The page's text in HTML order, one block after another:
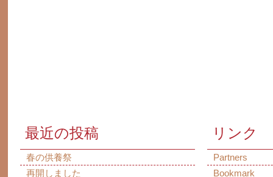
最近の投稿
春の供養祭
再開しました
リンク
Partners
Bookmark